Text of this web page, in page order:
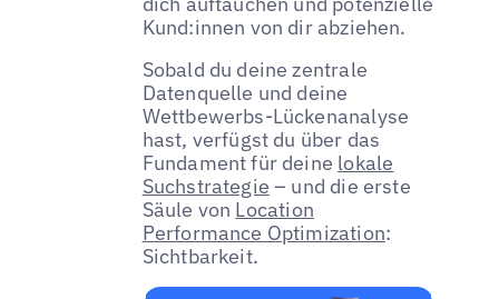
Kund:innen von dir abziehen.
Sobald du deine zentrale
Datenquelle und deine
Wettbewerbs-Lückenanalyse
hast, verfügst du über das
Fundament für deine lokale
Suchstrategie – und die erste
Säule von Location
Performance Optimization:
Sichtbarkeit.